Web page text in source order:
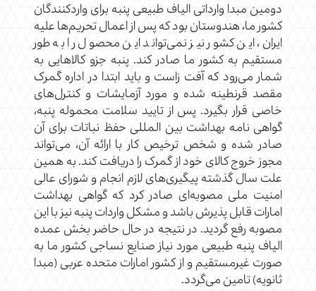
دومین مبدا وارداتی الیاف طبیعی پنبه برای واردکنندگان
کشور ما، هندوستان بود که پس از اعمال تحریم‌ها علیه
ایران، این کشور نیز نمی‌تواند این محصول را به طور
مستقیم به کشور ما صادر کند. پنبه جزو کالاهایی به
شمار می‌رود که آفت زاست و باید ابتدا در اداره گمرک
مقصد قرنطینه شده و مورد آزمایشات و کنترل‌های
خاصی قرار بگیرد. پس از تایید سلامت محموله پنبه،
گواهی نامه بهداشت بین المللی حفظ نباتات برای آن
صادر شده و شخص ترخیص کار با ارائه آن، می‌تواند
مجوز خروج کالای خود از گمرک را دریافت کند. به همین
علت سال گذشته پیگیری‌های لازم انجام و شورای عالی
امنیت ملی مصوبه‌ای صادر کرد که گواهی بهداشت
امارات قابل پذیرش باشد و مشکل واردات پنبه نیز با این
مصوبه رفع گردید. در نتیجه در حال حاضر بخش عمده
الیاف پنبه طبیعی مورد نیاز صنایع نساجی کشور ما به
صورت غیرمستقیم و از کشور امارات متحده عربی (مبدا
ثانویه) تامین می‌گردد.